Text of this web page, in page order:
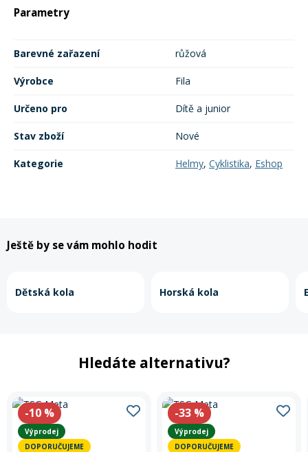
Parametry
Barevné zařazení růžová
Výrobce Fila
Určeno pro Dítě a junior
Stav zboží Nové
Kategorie Helmy, Cyklistika, Eshop
Ještě by se vám mohlo hodit
Dětská kola Horská kola
Hledáte alternativu?
-10 %
Výprodej
DOPORUČUJEME
-33 %
Výprodej
DOPORUČUJEME